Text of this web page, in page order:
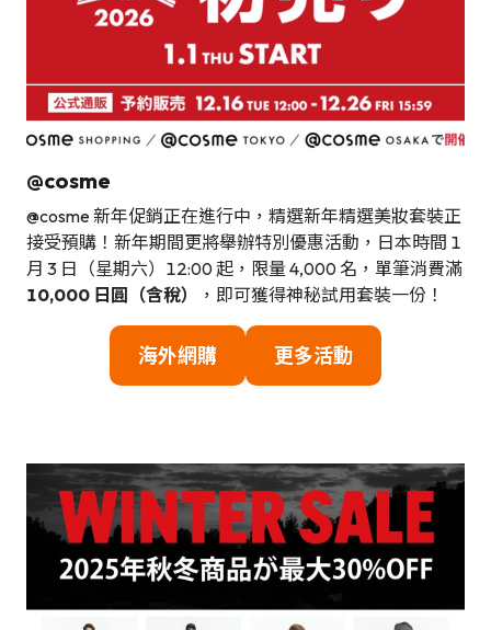
@cosme
@cosme 新年促銷正在進行中，精選新年精選美妝套裝正
接受預購！新年期間更將舉辦特別優惠活動，日本時間 1
月 3 日（星期六）12:00 起，限量 4,000 名，單筆消費滿
10,000 日圓（含稅）
，即可獲得神秘試用套裝一份！
海外網購 更多活動